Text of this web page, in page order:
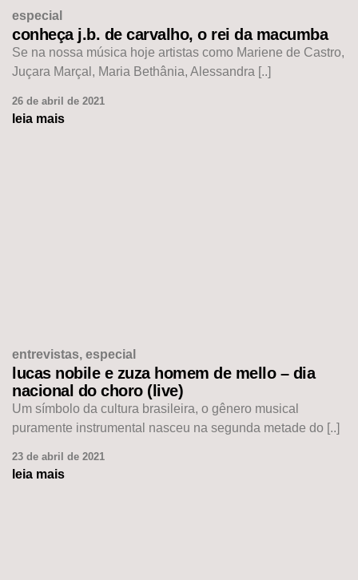
especial
conheça j.b. de carvalho, o rei da macumba
Se na nossa música hoje artistas como Mariene de Castro,
Juçara Marçal, Maria Bethânia, Alessandra [..]
26 de abril de 2021
leia mais
entrevistas, especial
lucas nobile e zuza homem de mello – dia
nacional do choro (live)
Um símbolo da cultura brasileira, o gênero musical
puramente instrumental nasceu na segunda metade do [..]
23 de abril de 2021
leia mais